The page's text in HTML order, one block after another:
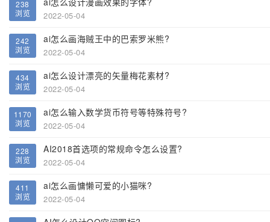
238
浏览
2022-05-04
242
浏览
ai怎么画海贼王中的巴索罗米熊?
2022-05-04
434
浏览
ai怎么设计漂亮的矢量梅花素材?
2022-05-04
1170
浏览
ai怎么输入数学货币符号等特殊符号?
2022-05-04
228
浏览
AI2018首选项的常规命令怎么设置?
2022-05-04
411
浏览
ai怎么画慵懒可爱的小猫咪?
2022-05-04